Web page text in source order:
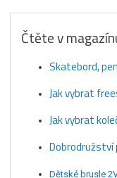
Čtěte v
Skatebord,
Jak vybrat
Jak vybrat
Dětské brusle